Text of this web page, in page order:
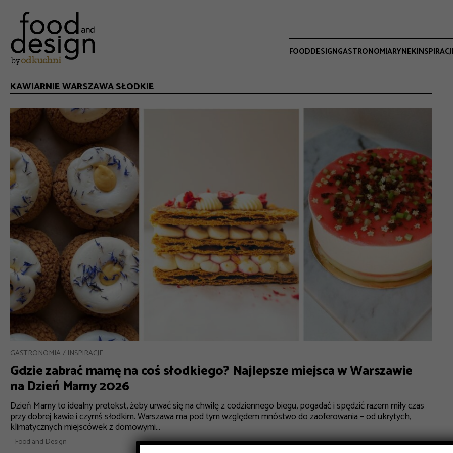
FOODDESIGNGASTRONOMIARYNEK
KAWIARNIE WARSZAWA SŁODKIE
GASTRONOMIA INSPIRACJE
Gdzie zabrać mamę na coś słodkiego? Najlepsze miejsca w Warszawie
na Dzień Mamy 2026
Dzień Mamy to idealny pretekst, żeby urwać się na chwilę z codziennego biegu, pogadać i spędzić razem miły czas
przy dobrej kawie i czymś słodkim. Warszawa ma pod tym względem mnóstwo do zaoferowania – od ukrytych,
klimatycznych miejscówek z domowymi...
– Food and Design